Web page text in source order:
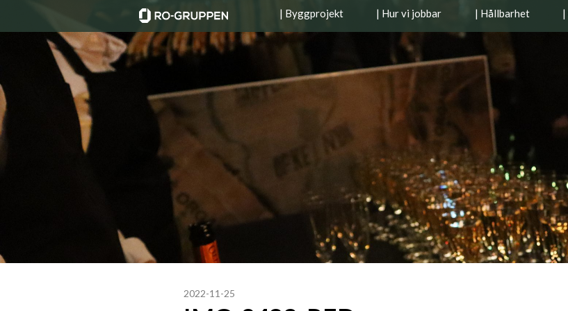
| Byggprojekt | Hur vi jobbar | Hållbarhet |
2022-11-25